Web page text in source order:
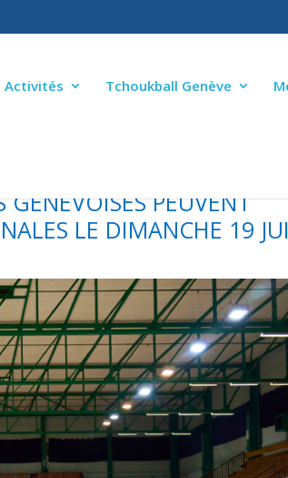
Activités Tchoukball Genève
PEUVENT
LE DIMANCHE 19